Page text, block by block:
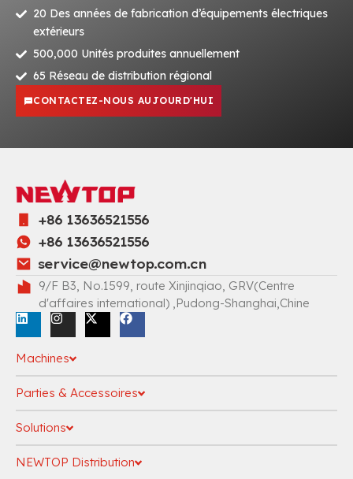
20 Des années de fabrication d’équipements électriques
extérieurs
500,000 Unités produites annuellement
65 Réseau de distribution régional
CONTACTEZ-NOUS AUJOURD'HUI
+86 13636521556
+86 13636521556
service@newtop.com.cn
9/F B3, No.1599, route Xinjinqiao, GRV(Centre
d'affaires international) ,Pudong-Shanghai,Chine
Machines
Parties & Accessoires
Solutions
NEWTOP Distribution